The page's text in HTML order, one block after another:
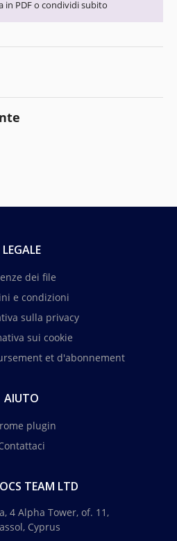
in PDF o condividi subito
LEGALE
dei file
e condizioni
sulla privacy
sui cookie
et d'abonnement
AIUTO
plugin
TEAM LTD
4 Alpha Tower, of. 11,
Cyprus